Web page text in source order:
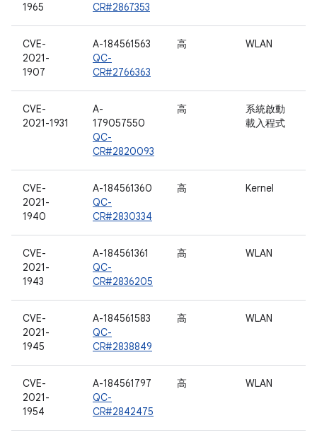
1965
CR#2867353
CVE-
2021-
1907
A-184561563
QC-
CR#2766363
高 WLAN
CVE-
2021-1931
A-
179057550
QC-
CR#2820093
高
系統啟動
載入程式
CVE-
2021-
1940
A-184561360
QC-
CR#2830334
高 Kernel
CVE-
2021-
1943
A-184561361
QC-
CR#2836205
高 WLAN
CVE-
2021-
1945
A-184561583
QC-
CR#2838849
高 WLAN
CVE-
2021-
1954
A-184561797
QC-
CR#2842475
高 WLAN